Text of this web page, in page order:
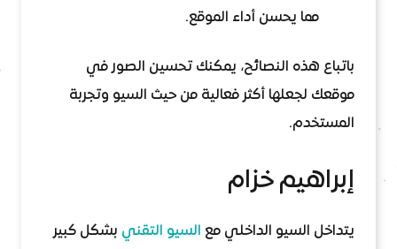
مما يحسن أداء الموقع.
باتباع هذه النصائح، يمكنك تحسين الصور في
موقعك لجعلها أكثر فعالية من حيث السيو وتجربة
المستخدم.
إبراهيم خزام
يتداخل السيو الداخلي مع السيو التقني بشكل كبير